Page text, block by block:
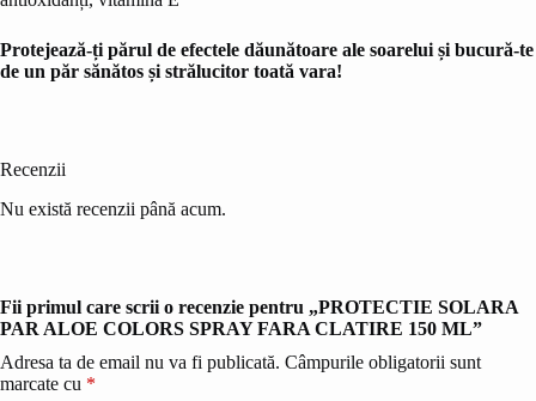
Protejează-ți părul de efectele dăunătoare ale soarelui și bucură-te
de un păr sănătos și strălucitor toată vara!
Recenzii
Nu există recenzii până acum.
Fii primul care scrii o recenzie pentru „PROTECTIE SOLARA
PAR ALOE COLORS SPRAY FARA CLATIRE 150 ML”
Adresa ta de email nu va fi publicată. Câmpurile obligatorii sunt
marcate cu *